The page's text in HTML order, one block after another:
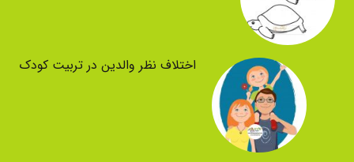
اختلاف نظر والدین در تربیت کودک